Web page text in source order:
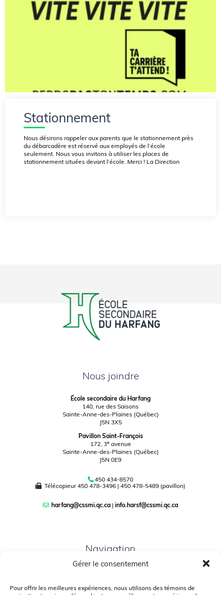
Gérer le consentement
Pour offrir les meilleures expériences, nous utilisons des témoins de
.
Stationnement
Nous désirons rappeler aux parents que le stationnement près
du débarcadère est réservé aux employés de l’école
seulement. Nous vous invitons à utiliser les places de
stationnement situées devant l’école. Merci ! La Direction
Nous joindre
École secondaire du Harfang
140, rue des Saisons
Sainte-Anne-des-Plaines (Québec)
J5N 3X5
Pavillon Saint-François
172, 3eavenue
Sainte-Anne-des-Plaines (Québec)
J5N 0E9
450 434-8570
Télécopieur450 478-3496| 450 478-5489 (pavillon)
harfang@cssmi.qc.ca |info.harsf@cssmi.qc.ca
Navigation
PORTAIL PARENTS